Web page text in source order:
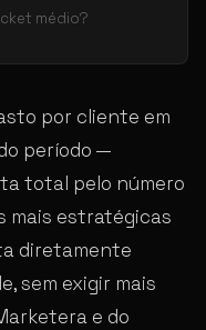
médio?
por cliente em
período —
total pelo número
mais estratégicas
diretamente
sem exigir mais
e do